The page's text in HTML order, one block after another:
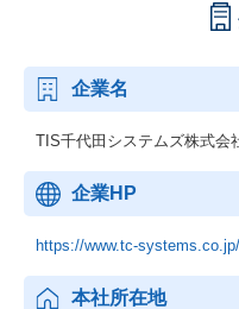
企業名
TIS千代田システムズ株式会
企業HP
https://www.tc-
本社所在地